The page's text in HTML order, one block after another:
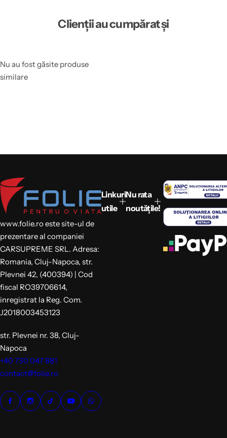
Clienții au cumpărat și
Nu au fost găsite produse
similare
www.folie.ro este site-ul de
prezentare al companiei
CARSUPREME SRL. Adresa:
Romania, Cluj-Napoca, str.
Plevnei 42, (400394) | Cod
fiscal RO39706614,
inregistrat la Reg. Com.
J2018003453123
str. Plevnei nr. 38, Cluj-
Napoca
+40 730 047 881
contact@folie.ro
Linkuri
utile
Nu rata
noutățile!